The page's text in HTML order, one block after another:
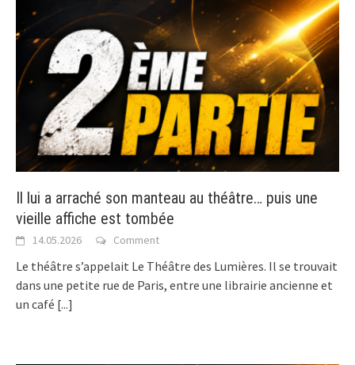
Il lui a arraché son manteau au théâtre… puis une
vieille affiche est tombée
14.05.2026 Comment
Le théâtre s’appelait Le Théâtre des Lumières. Il se trouvait
dans une petite rue de Paris, entre une librairie ancienne et
un café [...]